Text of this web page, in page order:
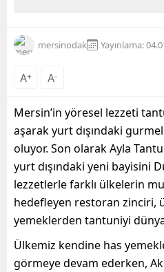
mersinodak Yayınlama:
A+ A-
Mersin’in yöresel lezzeti
aşarak yurt dışındaki
oluyor. Son olarak Ayla
yurt dışındaki yeni bayisini
lezzetlerle farklı ülkelerin
hedefleyen restoran zinciri,
yemeklerden tantuniyi
Ülkemiz kendine has
görmeye devam ederken,